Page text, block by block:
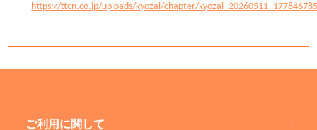
https://ttcn.co.jp/uploads/kyozai/chapter/
ご利用に関して